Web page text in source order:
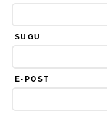
SUGU
E-POST